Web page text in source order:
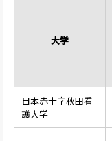
大学
日本赤十字秋田看
護大学